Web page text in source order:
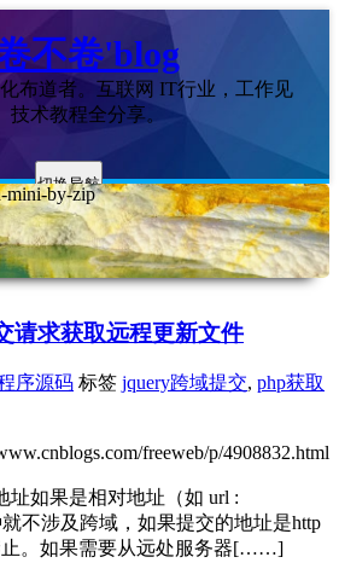
不卷'blog
布道者。互联网 IT行业，工作见
技术教程全分享。
切换导航
mini-by-zip
请求获取远程更新文件
序源码 标签 jquery跨域提交, php获取
freeweb/p/4908832.html
址如果是相对地址（如 url :
就不涉及跨域，如果提交的地址是http
止。如果需要从远处服务器[……]